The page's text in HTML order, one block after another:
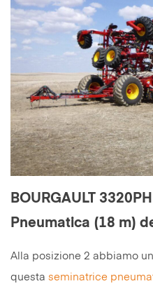
BOURGAULT
Pneumatica (18 m)
Alla posizione 2 abbiamo
questa seminatrice